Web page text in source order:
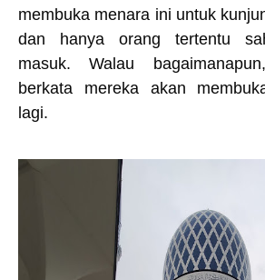
membuka menara ini untuk
dan hanya orang tertentu
masuk. Walau
berkata mereka akan
lagi.